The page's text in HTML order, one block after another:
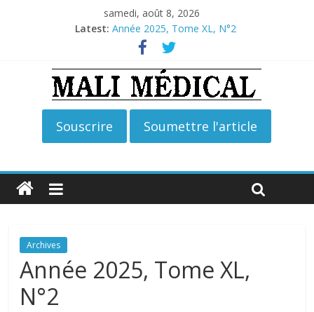
samedi, août 8, 2026
Latest: Année 2025, Tome XL, N°2
Année 2026, Tome XLI, N°2
Année 2026, Tome XLI, N°1
Année 2025, Tome XL, N°4
Année 2025, Tome XL, N°3
Archives
Année 2025, Tome XL,
N°2